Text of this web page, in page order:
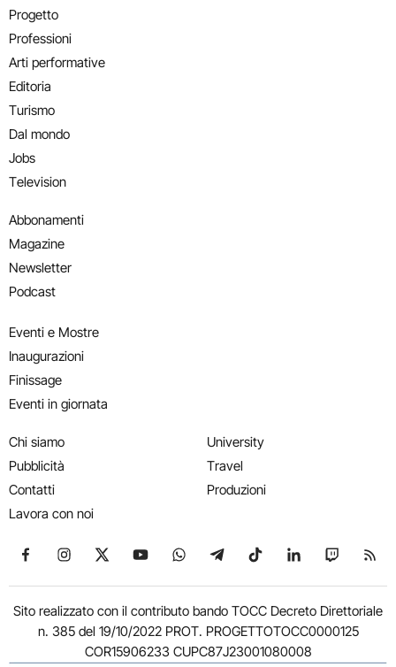
Progetto
Professioni
Arti performative
Editoria
Turismo
Dal mondo
Jobs
Television
Abbonamenti
Magazine
Newsletter
Podcast
Eventi e Mostre
Inaugurazioni
Finissage
Eventi in giornata
Chi siamo
Pubblicità
Contatti
Lavora con noi
University
Travel
Produzioni
Seguici su Facebook
Seguici su Instagram
Seguici su X
Seguici su YouTube
Seguici su WhatsApp
Seguici su Telegram
Seguici su TikTok
Seguici su
Seguici
Sito realizzato con il contributo bando TOCC Decreto Direttoriale
n. 385 del 19/10/2022 PROT. PROGETTOTOCC0000125
COR15906233 CUPC87J23001080008